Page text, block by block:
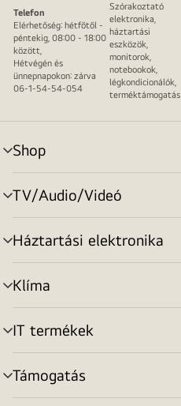
Telefon
Elérhetőség: hétfőtől -
péntekig, 08:00 - 18:00
között,
Hétvégén és
ünnepnapokon: zárva
06-1-54-54-054
Szórakoztató
elektronika,
háztartási
eszközök,
monitorok,
notebookok,
légkondicionálók,
terméktámogatás
Shop
menu
toggle
TV/Audio/Videó
menu
toggle
Háztartási elektronika
menu
toggle
Klíma
menu
toggle
IT termékek
menu
toggle
Támogatás
menu
toggle